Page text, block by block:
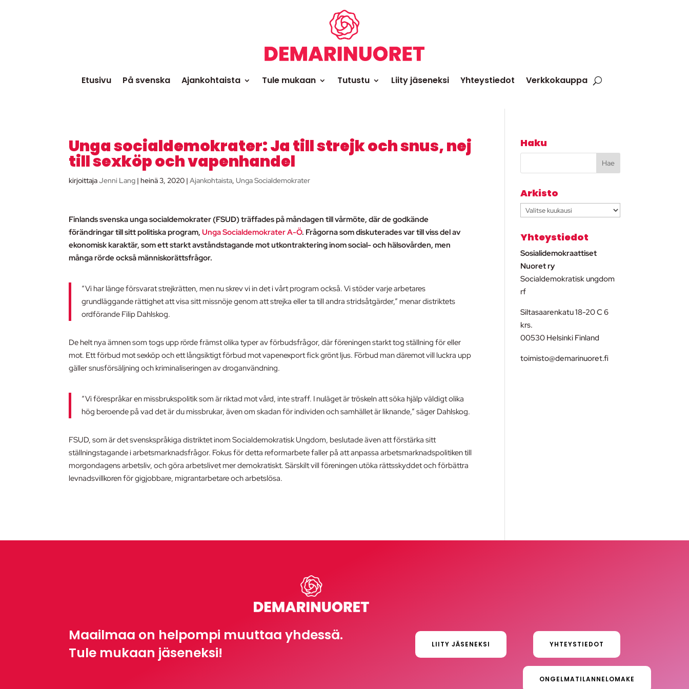
Etusivu På svenska Ajankohtaista Tule mukaan Tutustu Liity jäseneksi Yhteystiedot Verkkokauppa
Unga socialdemokrater: Ja till strejk och snus, nej
till sexköp och vapenhandel
kirjoittajaJenni Lang |heinä 3, 2020 |Ajankohtaista, Unga Socialdemokrater
Finlands svenska unga socialdemokrater (FSUD) träffades på måndagen till vårmöte, där de godkände
förändringar till sitt politiska program,Unga Socialdemokrater A-Ö. Frågorna som diskuterades var till viss del av
ekonomisk karaktär, som ett starkt avståndstagande mot utkontraktering inom social- och hälsovården, men
många rörde också människorättsfrågor.
“Vi har länge försvarat strejkrätten, men nu skrev vi in det i vårt program också. Vi stöder varje arbetares
grundläggande rättighet att visa sitt missnöje genom att strejka eller ta till andra stridsåtgärder,” menar distriktets
ordförande Filip Dahlskog.
De helt nya ämnen som togs upp rörde främst olika typer av förbudsfrågor, där föreningen starkt tog ställning för eller
mot. Ett förbud mot sexköp och ett långsiktigt förbud mot vapenexport fick grönt ljus. Förbud man däremot vill luckra upp
gäller snusförsäljning och kriminaliseringen av droganvändning.
“Vi förespråkar en missbrukspolitik som är riktad mot vård, inte straff. I nuläget är tröskeln att söka hjälp väldigt olika
hög beroende på vad det är du missbrukar, även om skadan för individen och samhället är liknande,” säger Dahlskog.
FSUD, som är det svenskspråkiga distriktet inom Socialdemokratisk Ungdom, beslutade även att förstärka sitt
ställningstagande i arbetsmarknadsfrågor. Fokus för detta reformarbete faller på att anpassa arbetsmarknadspolitiken till
morgondagens arbetsliv, och göra arbetslivet mer demokratiskt. Särskilt vill föreningen utöka rättsskyddet och förbättra
levnadsvillkoren för gigjobbare, migrantarbetare och arbetslösa.
Haku
Arkisto
Arkisto
Yhteystiedot
Sosialidemokraattiset
Nuoret ry
Socialdemokratisk ungdom
rf
Siltasaarenkatu 18-20 C 6
krs.
00530 Helsinki Finland
toimisto@demarinuoret.fi
Maailmaa on helpompi muuttaa yhdessä.
Tule mukaan jäseneksi!
LIITY JÄSENEKSI YHTEYSTIEDOT
ONGELMATILANNELOMAKE